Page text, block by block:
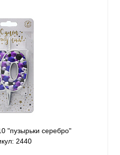
свеча тортовая 10 "пузырьки серебро"
2440